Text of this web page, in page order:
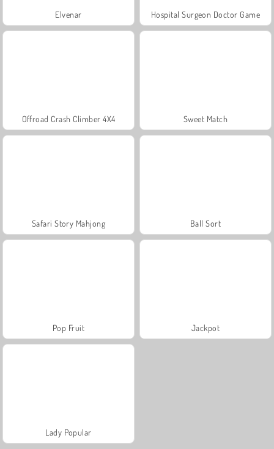
Elvenar Hospital Surgeon Doctor Game
Offroad Crash Climber 4X4 Sweet Match
Safari Story Mahjong Ball Sort
Pop Fruit Jackpot
Lady Popular